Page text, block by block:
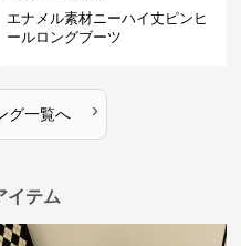
エナメル素材ニーハイ丈ピンヒ
ールロングブーツ
グ一覧へ ›
イテム